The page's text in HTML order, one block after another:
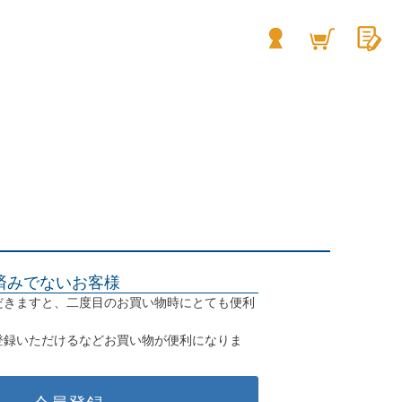
みでないお客様
ますと、二度目のお買い物時にとても便利
いただけるなどお買い物が便利になりま